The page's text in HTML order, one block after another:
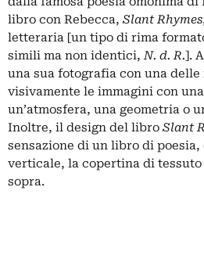
libro con Rebecca, Slant Rhymes
letteraria [un tipo di rima
simili ma non identici,N. d. R.].
una sua fotografia con una delle
visivamente le immagini con
un’atmosfera, una geometria o
Inoltre, il design del libro Slant
sensazione di un libro di poesia,
verticale, la copertina di
sopra.